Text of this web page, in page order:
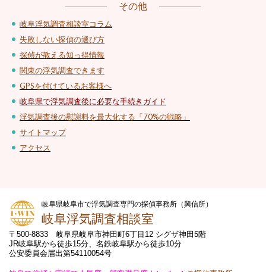
その他
岐阜浮気調査相談室コラム
失敗しない探偵の選び方
探偵が教える知っ得情報
関東の浮気調査できます
GPSを付けているお客様へ
岐阜県で浮気調査後に必要な手続きガイド
浮気調査後の慰謝料を最大化する「70%の戦略」
サイトマップ
アクセス
岐阜県岐阜市で浮気調査専門の探偵事務所（興信所）
岐阜浮気調査相談室
〒500-8833 岐阜県岐阜市神田町6丁目12 シグザ神田5階
JR岐阜駅から徒歩15分、名鉄岐阜駅から徒歩10分
公安委員会届出第54110054号